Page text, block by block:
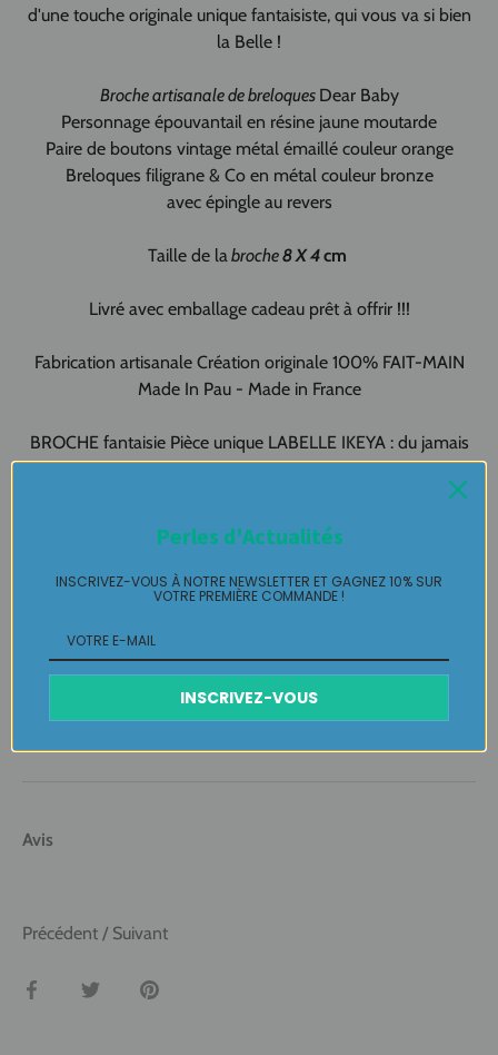
d'une touche originale unique fantaisiste, qui vous va si bien
la Belle !
Broche artisanale de breloques Dear Baby
Personnage épouvantail en résine jaune moutarde
Paire de boutons vintage métal émaillé couleur orange
Breloques filigrane & Co en métal couleur bronze
avec épingle au revers
Taille de labroche8 X 4cm
Livré avec emballage cadeau prêt à offrir !!!
Fabrication artisanale Création originale 100% FAIT-MAIN
Made In Pau - Made in France
BROCHE fantaisie Pièce unique LABELLE IKEYA : du jamais
vu, jamais porté que par celle qui l'adopte et s'en pare ….
Plaisir de Créer, Désir de Plaire !
Livraison
Retours Gratuits
Avis
Précédent / Suivant
Partager TweeterÉpingler
Perles d'Actualités
INSCRIVEZ-VOUS À NOTRE NEWSLETTER ET GAGNEZ 10% SUR
VOTRE PREMIÈRE COMMANDE !
INSCRIVEZ-VOUS